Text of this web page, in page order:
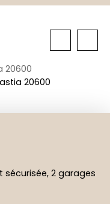
20600
20600
sécurisée, 2 garages